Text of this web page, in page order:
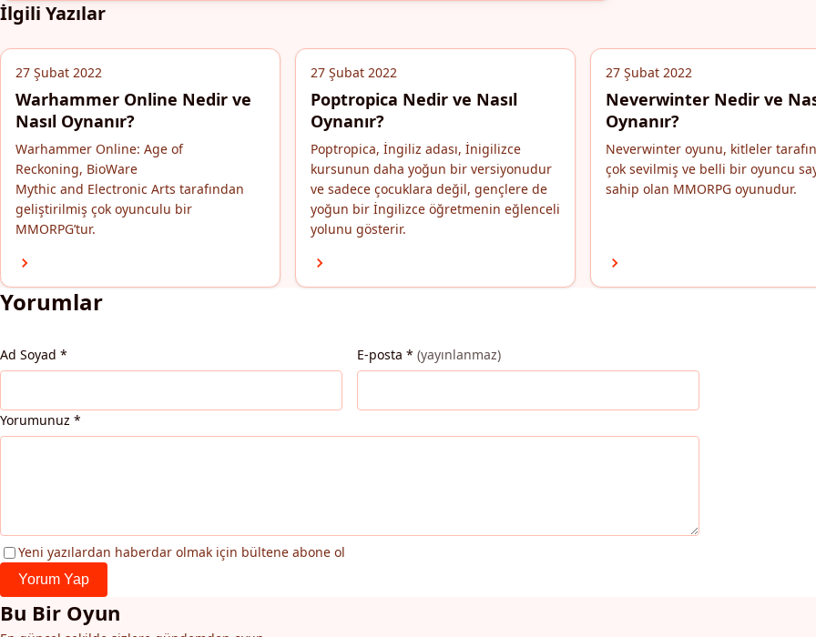
İlgili Yazılar
27 Şubat 2022
Warhammer Online Nedir ve
Nasıl Oynanır?
Warhammer Online: Age of
Reckoning, BioWare
Mythic and Electronic Arts tarafından
geliştirilmiş çok oyunculu bir
MMORPG’tur.
27 Şubat 2022
Poptropica Nedir ve Nasıl
Oynanır?
Poptropica, İngiliz adası, İnigilizce
kursunun daha yoğun bir versiyonudur
ve sadece çocuklara değil, gençlere de
yoğun bir İngilizce öğretmenin eğlenceli
yolunu gösterir.
27 Şubat 2022
Neverwinter Nedir ve
Oynanır?
Neverwinter oyunu, kitleler
çok sevilmiş ve belli bir oyuncu
sahip olan MMORPG oyunudur.
Yorumlar
Ad Soyad * E-posta * (yayınlanmaz)
Yorumunuz *
Yeni yazılardan haberdar olmak için bültene abone ol
Yorum Yap
Bu Bir Oyun